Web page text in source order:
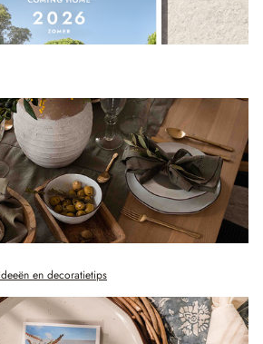
en decoratietips